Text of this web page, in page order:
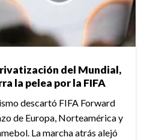
del Mundial,
la pelea por la FIFA
descartó FIFA Forward
de Europa, Norteamérica y
La marcha atrás alejó